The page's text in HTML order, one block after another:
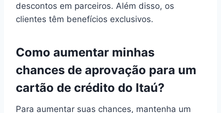
descontos em parceiros. Além disso, os
clientes têm benefícios exclusivos.
Como aumentar minhas
chances de aprovação para um
cartão de crédito do Itaú?
Para aumentar suas chances, mantenha um